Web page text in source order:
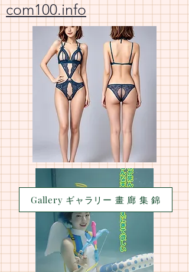
com100.info
Gallery ギャラリー 畫 廊 集 錦